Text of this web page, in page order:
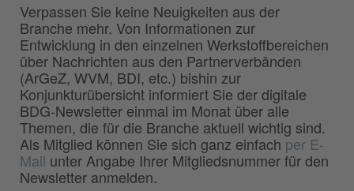
Verpassen Sie keine Neuigkeiten aus der
Branche mehr. Von Informationen zur
Entwicklung in den einzelnen Werkstoffbereichen
über Nachrichten aus den Partnerverbänden
(ArGeZ, WVM, BDI, etc.) bishin zur
Konjunkturübersicht informiert Sie der digitale
BDG-Newsletter einmal im Monat über alle
Themen, die für die Branche aktuell wichtig sind.
Als Mitglied können Sie sich ganz einfach per E-
Mail unter Angabe Ihrer Mitgliedsnummer für den
Newsletter anmelden.